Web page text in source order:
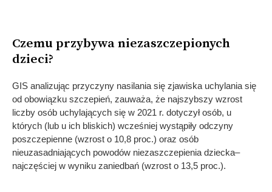
Czemu przybywa niezaszczepionych
dzieci?
GIS analizując przyczyny nasilania się zjawiska uchylania się
od obowiązku szczepień, zauważa, że najszybszy wzrost
liczby osób uchylających się w 2021 r. dotyczył osób, u
których (lub u ich bliskich) wcześniej wystąpiły odczyny
poszczepienne (wzrost o 10,8 proc.) oraz osób
nieuzasadniających powodów niezaszczepienia dziecka–
najczęściej w wyniku zaniedbań (wzrost o 13,5 proc.).